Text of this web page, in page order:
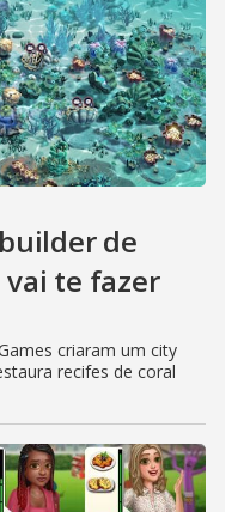
de
te fazer
criaram um city
recifes de coral